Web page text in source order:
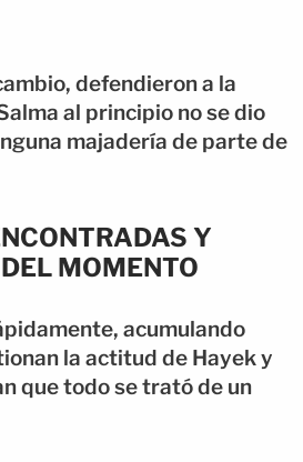
defendieron a la
al principio no se dio
majadería de parte de
Y
MOMENTO
acumulando
la actitud de Hayek y
que todo se trató de un